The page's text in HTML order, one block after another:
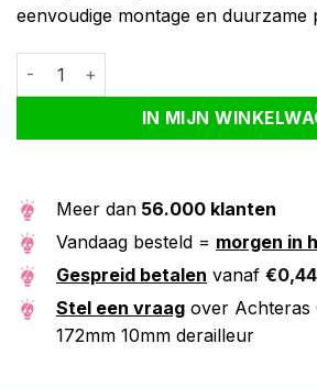
eenvoudige montage en duurzame
Achteras Cyclus vast cpl. 172mm 10mm
IN MIJN
Alternative:
Meer dan 56.000 klanten
Vandaag besteld = morgen in
Gespreid betalen vanaf €0,44
Stel een vraag over Achteras
172mm 10mm derailleur